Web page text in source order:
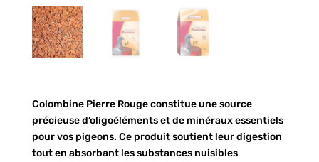
Colombine Pierre Rouge constitue une source
précieuse d’oligoéléments et de minéraux essentiels
pour vos pigeons. Ce produit soutient leur digestion
tout en absorbant les substances nuisibles